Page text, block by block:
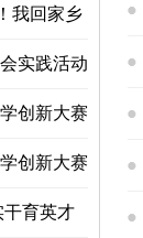
我回家乡
实践活动
创新大赛
！
创新大赛
干育英才